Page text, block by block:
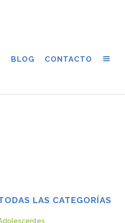
BLOG CONTACTO
LAS CATEGORÍAS